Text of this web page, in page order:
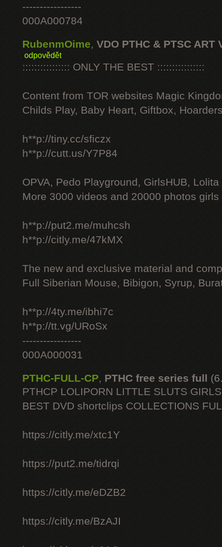
-----------------
000A000784
RubenmOime, VDO PTHC & PTSC ART
odpovědět
:::::::::::::::: ONLY THE BEST ::::::::::::::::
Content from TOR websites Magic
Childs Play, Baby Heart, Giftbox,
h**p://tiny.cc/sficzx
h**p://cutt.us/Y7P84
OPVA, Pedo Playground, GirlsHUB, Lolita
More 3000 videos and 20000 photos
h**p://put2.me/muhcsh
h**p://citly.me/47kMX
The new and exclusive material and
Full Siberian Mouse, Bibigon, Syrup,
h**p://4ty.me/ibhi7c
h**p://tt.vg/URoSx
-----------------
000A000031
PTHC-FULL-CP, PTHC free series full
PTHCP LOLIPORN LITTLE SLUTS
BEST DVD shortclips COLLECTIONS
https://citly.me/xtc1Y
https://put2.me/tidrqi
https://citly.me/eDZB2
https://citly.me/BzAJI